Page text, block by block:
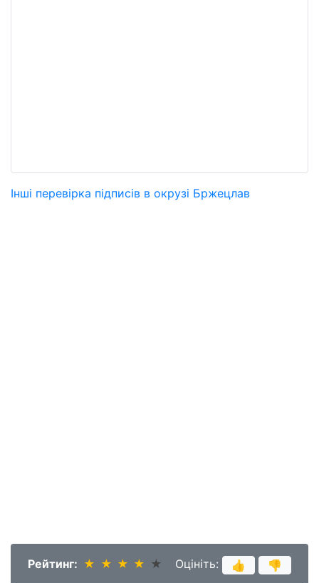
Інші перевірка підписів в окрузі Бржецлав
Рейтинг: ★ ★ ★ ★ ★
★ ★ ★ ★ ★ Оцініть: 👍 👎